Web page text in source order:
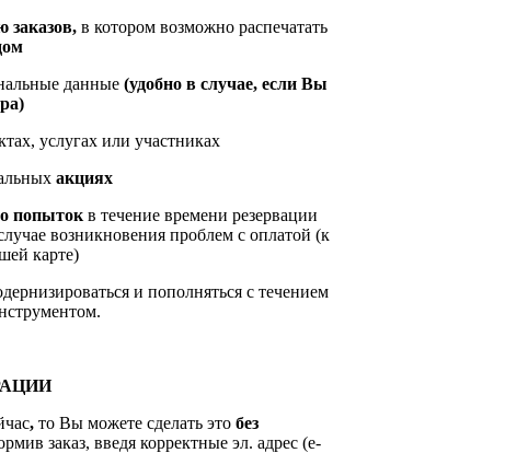
заказов, в котором возможно распечатать
данные (удобно в случае, если Вы
услугах или участниках
акциях
попыток в течение времени резервации
возникновения проблем с оплатой (к
карте)
и пополняться с течением
, то Вы можете сделать это без
заказ, введя корректные эл. адрес (e-